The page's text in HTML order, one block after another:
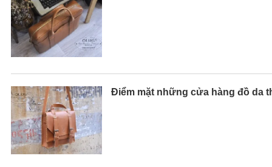
Điểm mặt những cửa hàng đồ da